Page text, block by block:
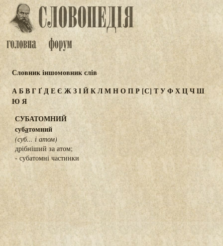
Словник іншомовник слів
АБВГҐДЕЄ ЖЗІЙКЛМНОПР [С] ТУФХЦЧШ
Ю Я
СУБАТОМНИЙ
субатомний
(суб... і атом)
дрібніший за атом;
- субатомні частинки